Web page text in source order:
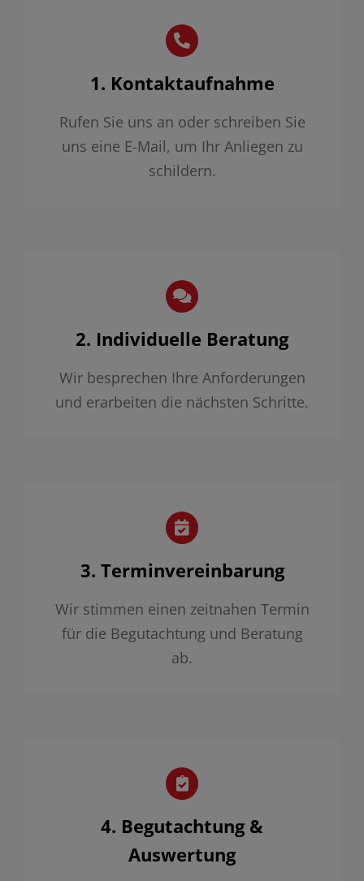
1. Kontaktaufnahme
Rufen Sie uns an oder schreiben Sie
uns eine E-Mail, um Ihr Anliegen zu
schildern.
2. Individuelle Beratung
Wir besprechen Ihre Anforderungen
und erarbeiten die nächsten Schritte.
3. Terminvereinbarung
Wir stimmen einen zeitnahen Termin
für die Begutachtung und Beratung
ab.
4. Begutachtung &
Auswertung